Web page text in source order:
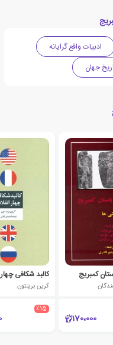
ادبیات واقع گرایانه
جهان
کمبریج
170،000
کالبد شکافی
کرین برینتون
٪15